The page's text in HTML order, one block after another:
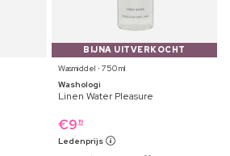
BIJNA UITVERKOCHT
Wasmiddel ⋅ 750 ml
Washologi
Linen Water Pleasure
€9 19
Ledenprijs